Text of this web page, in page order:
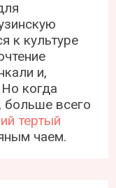
к культуре
и,
когда
всего
тертый
чаем.